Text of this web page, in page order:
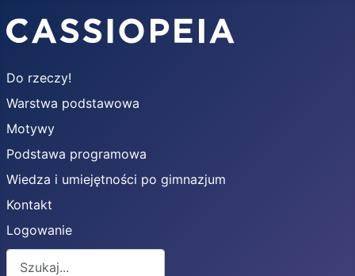
Do rzeczy!
Warstwa podstawowa
Motywy
Podstawa programowa
Wiedza i umiejętności po gimnazjum
Kontakt
Logowanie